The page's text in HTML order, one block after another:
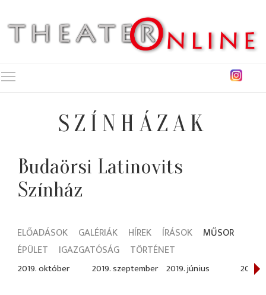
SZÍNHÁZAK
Budaörsi Latinovits
Színház
ELŐADÁSOK GALÉRIÁK HÍREK ÍRÁSOK
MŰSOR
ÉPÜLET
IGAZGATÓSÁG TÖRTÉNET
2019. október 2019. szeptember 2019. június 2019.